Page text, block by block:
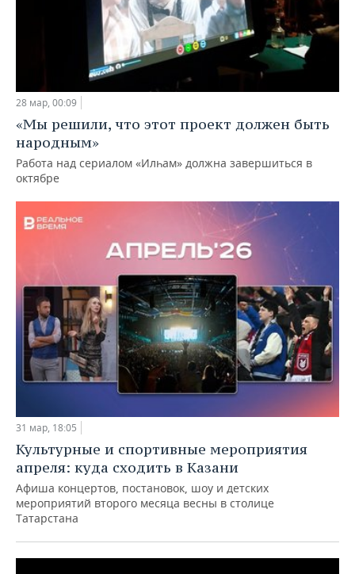
28 мар, 00:09
«Мы решили, что этот проект должен быть
народным»
Работа над сериалом «Илһам» должна завершиться в
октябре
31 мар, 18:05
Культурные и спортивные мероприятия
апреля: куда сходить в Казани
Афиша концертов, постановок, шоу и детских
мероприятий второго месяца весны в столице
Татарстана